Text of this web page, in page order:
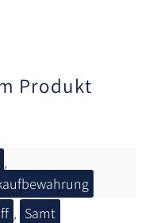
Produkt
,
, Samt